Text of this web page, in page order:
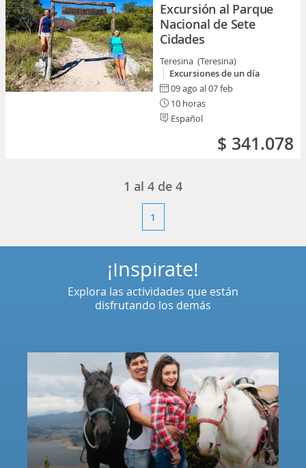
Excursión al Parque
Nacional de Sete
Cidades
Teresina (Teresina)
Excursiones de un día
09 ago al 07 feb
10 horas
Español
$ 341.078
1 al 4 de 4
1
¡Inspírate!
Explora las actividades que están
disfrutando los demás